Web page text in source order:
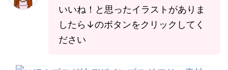
いいね！と思ったイラストがありま
したら↓のボタンをクリックしてく
ださい